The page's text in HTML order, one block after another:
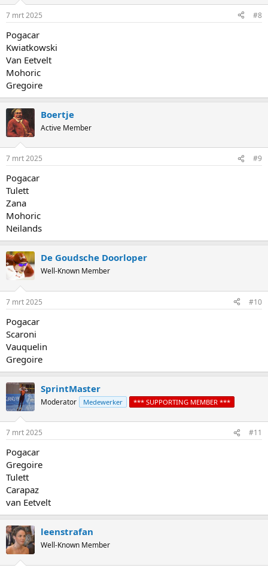
7 mrt 2025 #8
Pogacar
Kwiatkowski
Van Eetvelt
Mohoric
Gregoire
Boertje
Active Member
7 mrt 2025 #9
Pogacar
Tulett
Zana
Mohoric
Neilands
De Goudsche Doorloper
Well-Known Member
7 mrt 2025 #10
Pogacar
Scaroni
Vauquelin
Gregoire
SprintMaster
Moderator Medewerker *** SUPPORTING MEMBER ***
7 mrt 2025 #11
Pogacar
Gregoire
Tulett
Carapaz
van Eetvelt
leenstrafan
Well-Known Member